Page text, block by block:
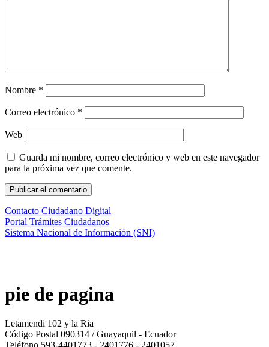
Nombre *
Correo electrónico *
Web
Guarda mi nombre, correo electrónico y web en este navegador
para la próxima vez que comente.
Contacto Ciudadano Digital
Portal Trámites Ciudadanos
Sistema Nacional de Información (SNI)
pie de pagina
Letamendi 102 y la Ria
Código Postal 090314 / Guayaquil - Ecuador